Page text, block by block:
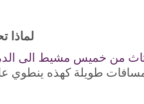
من خميس مشيط الى
طويلة كهذه ينطوي